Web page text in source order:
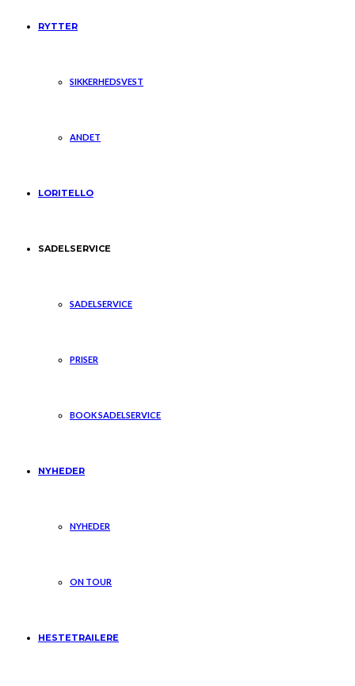
RYTTER
SIKKERHEDSVEST
ANDET
LORITELLO
SADELSERVICE
SADELSERVICE
PRISER
BOOK SADELSERVICE
NYHEDER
NYHEDER
ON TOUR
HESTETRAILERE